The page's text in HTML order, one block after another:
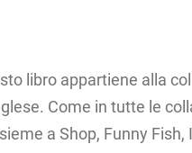
libro appartiene alla
Come in tutte le
a Shop, Funny Fish,